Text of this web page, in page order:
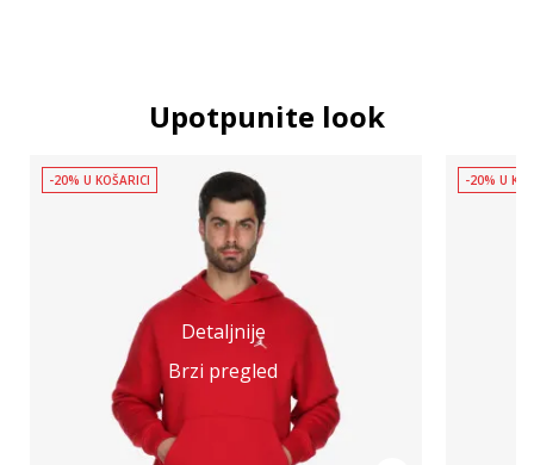
Upotpunite look
Detaljnije
Brzi pregled
-20% U KOŠARICI -20% U